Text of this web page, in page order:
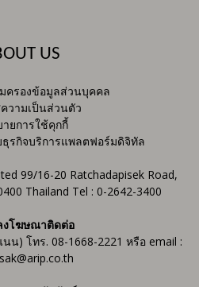
US
ครองข้อมูลส่วนบุคคล
วามเป็นส่วนตัว
ยการใช้คุกกี้
รกิจบริการแพลตฟอร์มดิจิทัล
99/16-20 Ratchadapisek Road,
Thailand Tel : 0-2642-3400
งโฆษณาติดต่อ
) โทร. 08-1668-2221 หรือ email :